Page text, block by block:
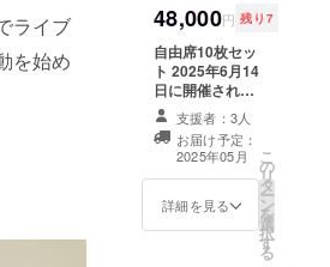
ライブ
を始め
2-1-13 和光パレ
ス21 5F Tell
082-503-1711
自由席となりま
す。 ※3歳未満の
入場不可。 ※ク
ラウドファン
ディングの特性
上、大変お手数
が 複数枚ご購入
いただく場合、
「1席ずつ」人数
48,000円 残り7
自由席10枚セッ
ト 2025年6月14
日に開催される
Insheart 10周年
ツアー 広島公
演 自由席チケッ
ト 10枚セット
です。 是非ご友
人、関係者の皆
支援者：3人
お届け予定：
2025年05月
詳細を見る
こ
の
リ
タ
ー
ン
を
選
択
す
る